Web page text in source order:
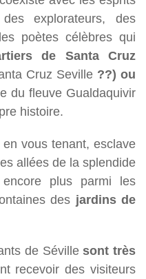
explorateurs, des
poètes célèbres qui
de Santa Cruz
Cruz Seville ??) ou
du fleuve Gualdaquivir
histoire.
vous tenant, esclave
allées de la splendide
plus parmi les
des jardins de
de Séville sont très
recevoir des visiteurs